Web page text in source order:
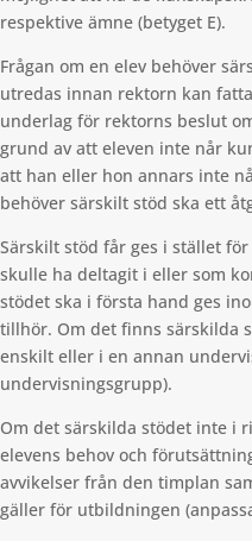
respektive ämne (betyget E).
Frågan om en elev behöver
utredas innan rektorn kan
underlag för rektorns beslut
grund av att eleven inte når
att han eller hon annars inte
behöver särskilt stöd ska ett
Särskilt stöd får ges i stället
skulle ha deltagit i eller som
stödet ska i första hand ges
tillhör. Om det finns särskilda
enskilt eller i en annan
undervisningsgrupp).
Om det särskilda stödet inte i
elevens behov och
avvikelser från den timplan
gäller för utbildningen